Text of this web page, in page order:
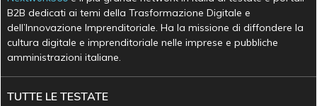
B2B dedicati ai temi della Trasformazione Digitale e
dell’Innovazione Imprenditoriale. Ha la missione di diffondere la
cultura digitale e imprenditoriale nelle imprese e pubbliche
amministrazioni italiane.
TUTTE LE TESTATE